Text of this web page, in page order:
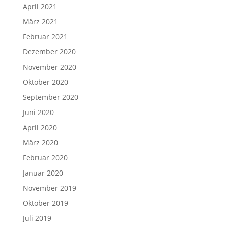
April 2021
März 2021
Februar 2021
Dezember 2020
November 2020
Oktober 2020
September 2020
Juni 2020
April 2020
März 2020
Februar 2020
Januar 2020
November 2019
Oktober 2019
Juli 2019